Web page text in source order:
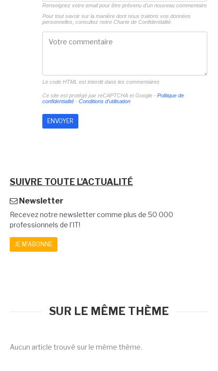
Renseignez votre email pour être prévenu d'un nouveau commentaire
Pour tout savoir sur la manière dont nous traitons vos données
personnelles, consultez notre Charte de Confidentialité.
Le code HTML est interdit dans les commentaires
Ce site est protégé par reCAPTCHA et Google - Politique de
confidentialité- Conditions d'utilisation
SUIVRE TOUTE L'ACTUALITÉ
Newsletter
Recevez notre newsletter comme plus de 50 000
professionnels de l'IT!
JE M'ABONNE
SUR LE MÊME THÈME
Aucun article trouvé sur le même thème.